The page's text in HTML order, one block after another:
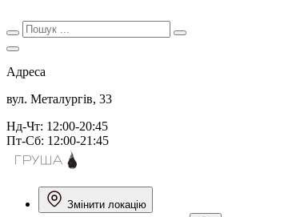
Адреса
вул. Металургів, 33
Нд-Чт: 12:00-20:45
Пт-Сб: 12:00-21:45
Змінити локацію